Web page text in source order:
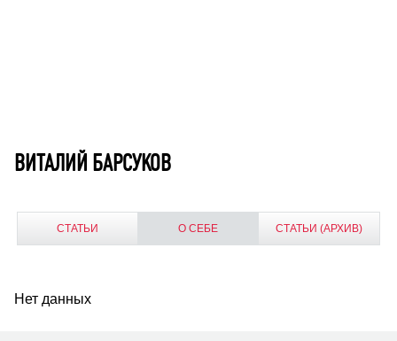
ВИТАЛИЙ БАРСУКОВ
СТАТЬИ О СЕБЕ СТАТЬИ (АРХИВ)
Нет данных